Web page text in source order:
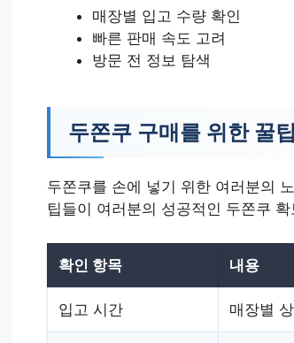
매장별 입고 수량 확인
빠른 판매 속도 고려
방문 전 정보 탐색
두쫀쿠 구매를 위한 꿀팁
두쫀쿠를 손에 넣기 위한 여러분의
팁들이 여러분의 성공적인 두쫀쿠
확인 항목 내용
입고 시간 매장별